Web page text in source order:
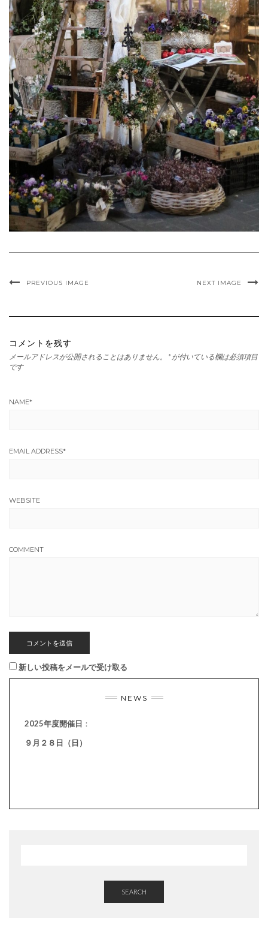
PREVIOUS IMAGE NEXT IMAGE
コメントを残す
メールアドレスが公開されることはありません。 * が付いている欄は必須項目
です
NAME*
EMAIL ADDRESS*
WEBSITE
COMMENT
新しい投稿をメールで受け取る
NEWS
2025年度開催日 ：
９月２８日（日）
SEARCH